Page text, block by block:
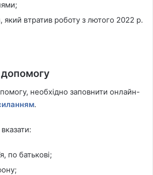
який втратив роботу з лютого 2022 р.
необхідно заповнити онлайн-
.
по батькові;